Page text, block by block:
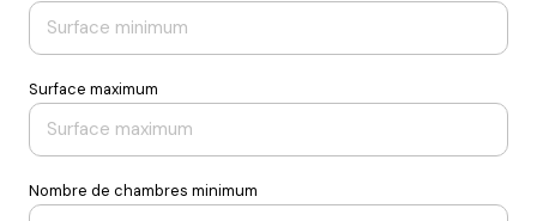
Surface maximum
Nombre de chambres minimum